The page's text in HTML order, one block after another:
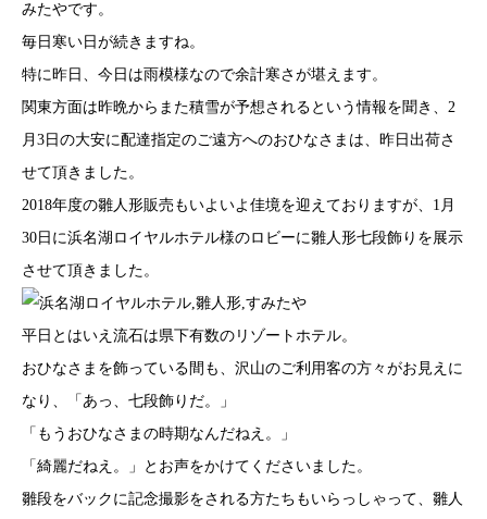
みたやです。
毎日寒い日が続きますね。
特に昨日、今日は雨模様なので余計寒さが堪えます。
関東方面は昨晩からまた積雪が予想されるという情報を聞き、2
月3日の大安に配達指定のご遠方へのおひなさまは、昨日出荷さ
せて頂きました。
2018年度の雛人形販売もいよいよ佳境を迎えておりますが、1月
30日に浜名湖ロイヤルホテル様のロビーに雛人形七段飾りを展示
させて頂きました。
平日とはいえ流石は県下有数のリゾートホテル。
おひなさまを飾っている間も、沢山のご利用客の方々がお見えに
なり、「あっ、七段飾りだ。」
「もうおひなさまの時期なんだねえ。」
「綺麗だねえ。」とお声をかけてくださいました。
雛段をバックに記念撮影をされる方たちもいらっしゃって、雛人